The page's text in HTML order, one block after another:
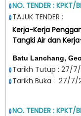
NO. TENDER :
TAJUK TENDER :
Kerja-Kerja
Tangki Air dan
Batu Lanchang,
Tarikh Tutup : 27/
Tarikh Buka : 27/7/
NO. TENDER :